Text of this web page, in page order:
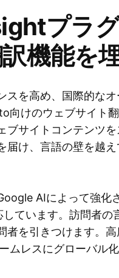
プラ
機能を
スを高め、国際的な
向けのウェブサイト
ブサイトコンテンツ
届け、言語の壁を越
AIによって強化
ています。訪問者の
者を引きつけます。
ムレスにグローバル